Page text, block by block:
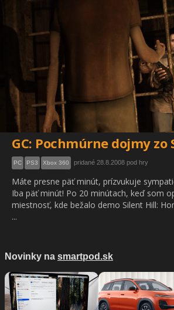
GC: Pochmúrne dojmy zo
PC PS3 Xbox 360 pridané 28.8.2008 pod hry
Máte presne päť minút, prízvukuje
Iba päť minút! Po 20 minútach, keď som
miestnosť, kde bežalo demo Silent Hill:
...